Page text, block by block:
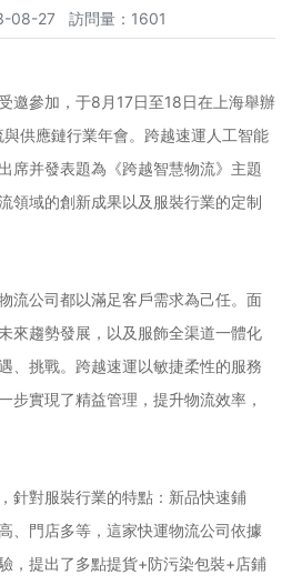
08-27 訪問量：1601
邀參加，于8月17日至18日在上海舉辦
供應鏈行業年會。跨越速運人工智能
席并發表題為《跨越智慧物流》主題
領域的創新成果以及服裝行業的定制
流公司都以滿足客戶需求為己任。面
來趨勢發展，以及服飾全渠道一體化
、挑戰。跨越速運以敏捷柔性的服務
步實現了精益管理，提升物流效率，
針對服裝行業的特點：新品快速鋪
、門店多等，這家快運物流公司依據
，提出了多點提貨+防污染包裝+店鋪